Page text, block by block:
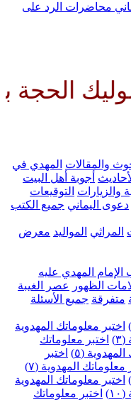
على
بن الحسن
المهدي في
البيت
جميع الكتب
معرض
عليه
الغيبة
المهدوية
(٧)
المهدوية